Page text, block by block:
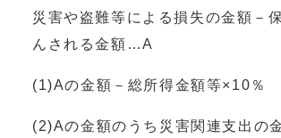
災害や盗難等による損失の金額－
んされる金額…A
(1)Aの金額－総所得金額等×10％
(2)Aの金額のうち災害関連支出の